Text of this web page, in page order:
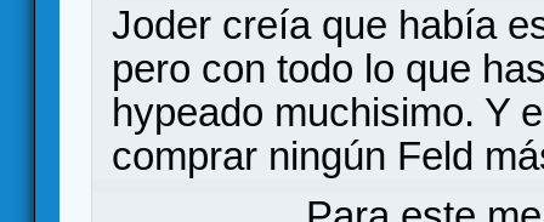
Joder creía que había
pero con todo lo que
hypeado muchisimo. Y
comprar ningún Feld